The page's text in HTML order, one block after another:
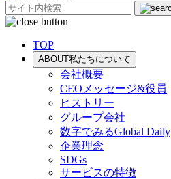
TOP
ABOUT私たちについて
会社概要
CEOメッセージ&役員
ヒストリー
グループ会社
数字でみるGlobal Daily
企業理念
SDGs
サービスの特徴